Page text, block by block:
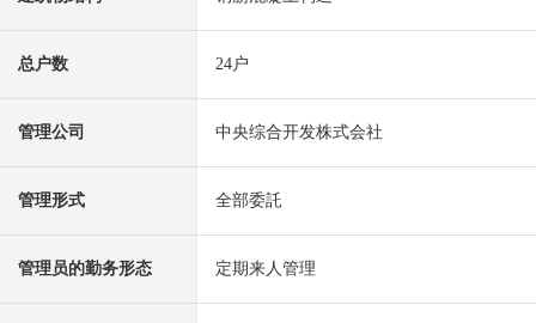
总户数 24户
管理公司 中央综合开发株式会社
管理形式 全部委託
管理员的勤务形态 定期来人管理